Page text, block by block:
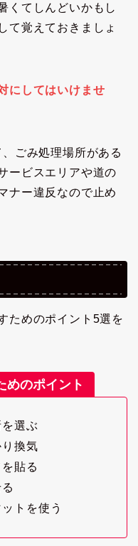
くてしんどいかもし
て覚えておきましょ
にしてはいけませ
ごみ処理場所がある
ービスエリアや道の
ナー違反なので止め
ためのポイント5選を
めのポイント
選ぶ
換気
貼る
トを使う